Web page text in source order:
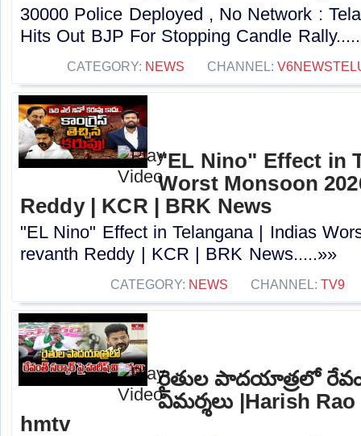
30000 Police Deployed , No Network :
Hits Out BJP For Stopping Candle
CATEGORY: NEWS CHANNEL:
"EL Nino" Effect in
Worst Monsoon
Reddy | KCR | BRK News
"EL Nino" Effect in Telangana | Indias
revanth Reddy | KCR | BRK News.....»»
CATEGORY: NEWS CHANNEL: TV9
రైతుల పాదయాత్రలో
విమర్శలు |Harish
hmtv